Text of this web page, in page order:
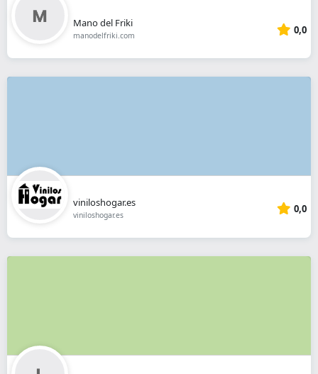
Mano del Friki
manodelfriki.com 0,0
viniloshogar.es
viniloshogar.es 0,0